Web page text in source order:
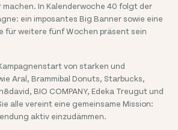
machen. In Kalenderwoche 40 folgt der
ein imposantes Big Banner sowie eine
für weitere fünf Wochen präsent sein
von starken und
Aral, Brammibal Donuts, Starbucks,
BIO COMPANY, Edeka Treugut und
alle vereint eine gemeinsame Mission:
aktiv einzudämmen.